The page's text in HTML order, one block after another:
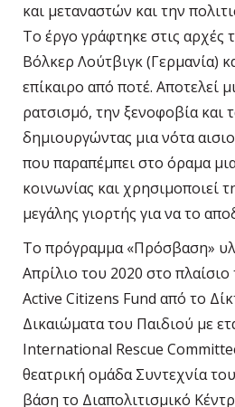
και μεταναστών και την
Το έργο γράφτηκε στις αρχές
Βόλκερ Λούτβιγκ (Γερμανία)
επίκαιρο από ποτέ. Αποτελεί
ρατσισμό, την ξενοφοβία και
δημιουργώντας μια νότα
που παραπέμπει στο όραμα
κοινωνίας και χρησιμοποιεί
μεγάλης γιορτής για να το
Το πρόγραμμα «Πρόσβαση»
Απρίλιο του 2020 στο
Active Citizens Fund από το
Δικαιώματα του Παιδιού με
International Rescue
θεατρική ομάδα Συντεχνία
βάση το Διαπολιτισμικό